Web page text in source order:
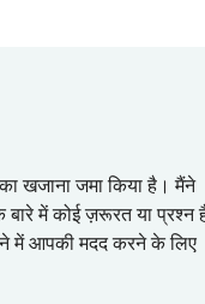
खजाना जमा किया है। मैंने
में कोई ज़रूरत या प्रश्न
में आपकी मदद करने के लिए